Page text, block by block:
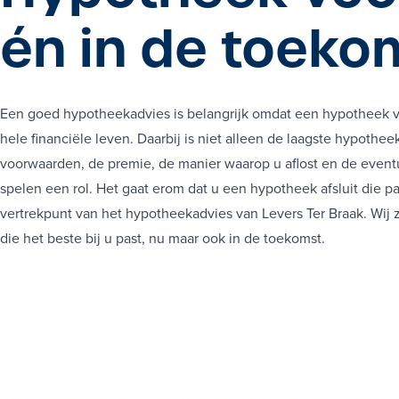
én in de
Een goed hypotheekadvies is belangrijk omdat een hypotheek
hele financiële leven. Daarbij is niet alleen de laagste
voorwaarden, de premie, de manier waarop u aflost en de
spelen een rol. Het gaat erom dat u een hypotheek afsluit die
vertrekpunt van het hypotheekadvies van Levers Ter Braak.
die het beste bij u past, nu maar ook in de toekomst.